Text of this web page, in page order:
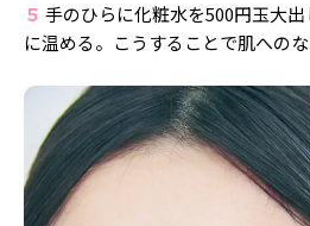
５ 手のひらに化粧水を500円玉大
に温める。こうすることで肌への